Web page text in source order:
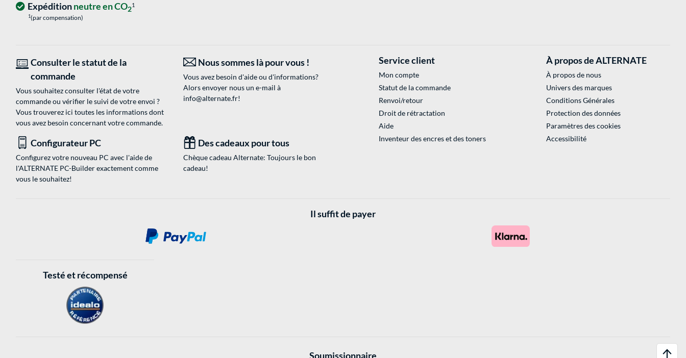
Expéditionneutre en CO21
1(par compensation)
Consulter le statut de la
commande
Vous souhaitez consulter l'état de votre
commande ou vérifier le suivi de votre envoi ?
Vous trouverez ici toutes les informations dont
vous avez besoin concernant votre commande.
Nous sommes là pour vous !
Vous avez besoin d'aide ou d'informations?
Alors envoyer nous un e-mail à
info@alternate.fr!
Configurateur PC
Configurez votre nouveau PC avec l'aide de
l'ALTERNATE PC-Builder exactement comme
vous le souhaitez!
Des cadeaux pour tous
Chèque cadeau Alternate: Toujours le bon
cadeau!
Service client
Mon compte
Statut de la commande
Renvoi/retour
Droit de rétractation
Aide
Inventeur des encres et des toners
À propos de ALTERNATE
À propos de nous
Univers des marques
Conditions Générales
Protection des données
Paramètres des cookies
Accessibilité
Il suffit de payer
Testé et récompensé
Soumissionnaire